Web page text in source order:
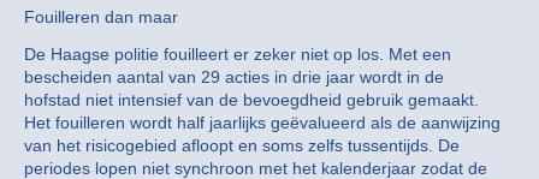
Fouilleren dan maar
De Haagse politie fouilleert er zeker niet op los. Met een
bescheiden aantal van 29 acties in drie jaar wordt in de
hofstad niet intensief van de bevoegdheid gebruik gemaakt.
Het fouilleren wordt half jaarlijks geëvalueerd als de aanwijzing
van het risicogebied afloopt en soms zelfs tussentijds. De
periodes lopen niet synchroon met het kalenderjaar zodat de